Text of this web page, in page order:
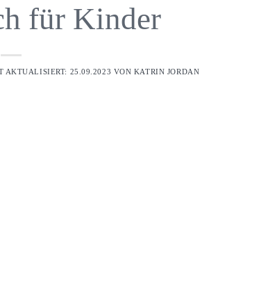
für Kinder
AKTUALISIERT: 25.09.2023 VON KATRIN JORDAN